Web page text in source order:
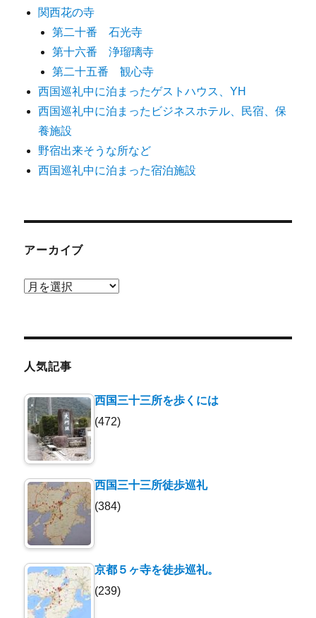
関西花の寺
第二十番 石光寺
第十六番 浄瑠璃寺
第二十五番 観心寺
西国巡礼中に泊まったゲストハウス、YH
西国巡礼中に泊まったビジネスホテル、民宿、保
養施設
野宿出来そうな所など
西国巡礼中に泊まった宿泊施設
アーカイブ
ア
ブ
人気記事
西国三十三所を歩くには
(472)
西国三十三所徒歩巡礼
(384)
京都５ヶ寺を徒歩巡礼。
(239)